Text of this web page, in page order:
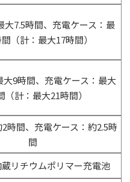
大7.5時間、充電ケース：最
（計：最大17時間）
大9時間、充電ケース：最大
（計：最大21時間）
時間、充電ケース：約2.5時
間
蔵リチウムポリマー充電池